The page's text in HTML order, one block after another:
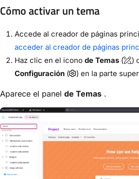
Cómo activar un tema
Accede al creador de páginas
acceder al creador de páginas
Haz clic en el icono de Temas ( )
Configuración ( ) en la parte
Aparece el panel de Temas .